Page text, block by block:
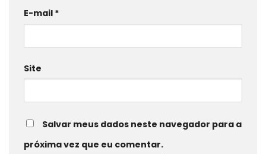
E-mail *
Site
Salvar meus dados neste navegador para a
próxima vez que eu comentar.